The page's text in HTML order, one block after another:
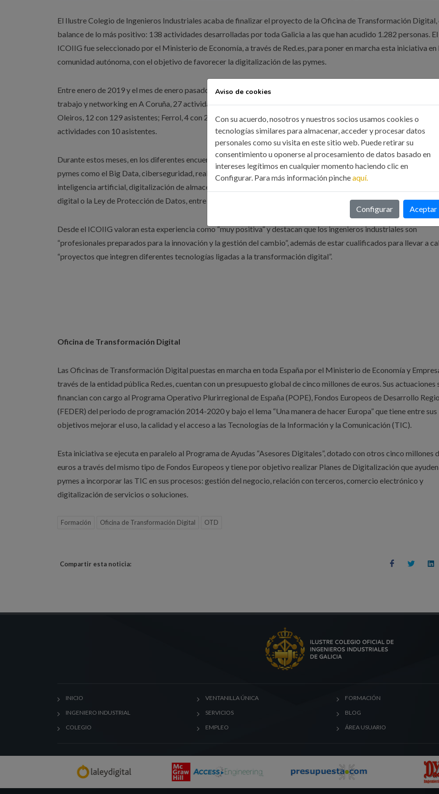
El Ilustre Colegio de Ingenieros Industriales acaba de finalizar el proyecto de la Oficina de Transformación Digital,
balance de lo más positivo: 138 actividades desarrolladas por toda Galicia a las que han acudido 1.282 personas. El
ICOIIG fue seleccionado por el Ministerio de Economía, a través de Red.es, para poner en marcha esta iniciativa en
comunidad autónoma, con el objetivo de favorecer la digitalización de las pymes.
Entre enero de 2019 y el mes de enero pasado, el ICOIIG llevo a cabo diferentes jornadas formativas, desayunos de
trabajo y networking en A Coruña, 27 actividades con 278 asistentes; Santiago, 34 jornadas con 419 participantes;
Oleiros, 12 con 129 asistentes; Ferrol, 4 con 28; Lugo, 12 con 66; Pontevedra, 18 con 105; Vigo, 29 con 247 y
actividades con 10 asistentes.
Durante estos meses, en los diferentes encuentros se han abordado los asuntos más destacados en la digitalización
pymes como el Big Data, ciberseguridad, realidad aumentada, gemelos digitales, la impresión 3D, el Blockchain,
inteligencia artificial, digitalización de almacenes, robótica colaborativa, Building Information Modellin, marketing
digital o la Ley de Protección de Datos, entre otros muchos.
Desde el ICOIIG valoran esta experiencia como “muy positiva” y destacan que los ingenieros industriales son
“profesionales preparados para la innovación y la gestión del cambio”, además de estar cualificados para llevar a
“proyectos que integren diferentes tecnologías ligadas a la transformación digital”.
Oficina de Transformación Digital
Las Oficinas de Transformación Digital puestas en marcha en toda España por el Ministerio de Economía y
través de la entidad pública Red.es, cuentan con un presupuesto global de cinco millones de euros. Sus actuaciones
financian con cargo al Programa Operativo Plurirregional de España (POPE), Fondos Europeos de Desarrollo
(FEDER) del periodo de programación 2014-2020 y bajo el lema “Una manera de hacer Europa” que tiene entre sus
objetivos mejorar el uso, la calidad y el acceso a las Tecnologías de la Información y la Comunicación (TIC).
Esta iniciativa se ejecuta en paralelo al Programa de Ayudas “Asesores Digitales”, dotado con otros cinco millones
euros a través del mismo tipo de Fondos Europeos y tiene por objetivo realizar Planes de Digitalización que ayuden
pymes a incorporar las TIC en sus procesos: gestión del negocio, relación con terceros, comercio electrónico y
digitalización de servicios o soluciones.
Formación Oficina de Transformación Digital OTD
Compartir esta noticia:
INICIO
INGENIERO INDUSTRIAL
COLEGIO
VENTANILLA ÚNICA
SERVICIOS
EMPLEO
FORMACIÓN
BLOG
ÁREA USUARIO
Aviso de cookies
Con su acuerdo, nosotros y nuestros socios usamos cookies o
tecnologías similares para almacenar, acceder y procesar datos
personales como su visita en este sitio web. Puede retirar su
consentimiento u oponerse al procesamiento de datos basado en
intereses legítimos en cualquier momento haciendo clic en
Configurar. Para más información pincheaquí.
Configurar Aceptar